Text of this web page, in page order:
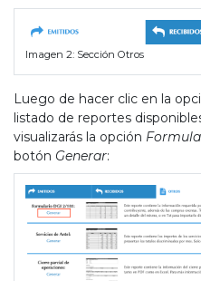
Imagen 2: Sección Otros
Luego de hacer clic en la
listado de reportes
visualizarás la opción
botón Generar: